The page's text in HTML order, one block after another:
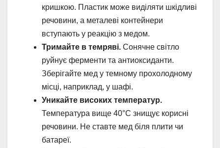
кришкою. Пластик може виділяти шкідливі
речовини, а металеві контейнери
вступають у реакцію з медом.
Тримайте в темряві. Сонячне світло
руйнує ферменти та антиоксиданти.
Зберігайте мед у темному прохолодному
місці, наприклад, у шафі.
Уникайте високих температур.
Температура вище 40°C знищує корисні
речовини. Не ставте мед біля плити чи
батареї.